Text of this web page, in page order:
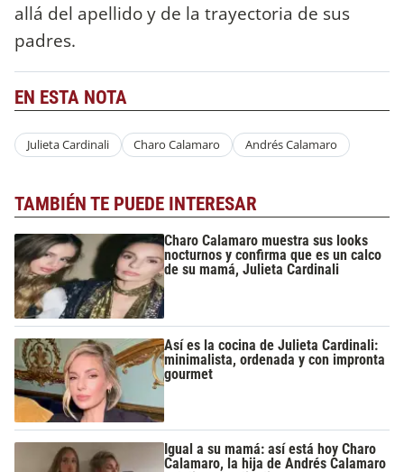
allá del apellido y de la trayectoria de sus
padres.
EN ESTA NOTA
Julieta Cardinali Charo Calamaro Andrés Calamaro
TAMBIÉN TE PUEDE INTERESAR
Charo Calamaro muestra sus looks
nocturnos y confirma que es un calco
de su mamá, Julieta Cardinali
Así es la cocina de Julieta Cardinali:
minimalista, ordenada y con impronta
gourmet
Igual a su mamá: así está hoy Charo
Calamaro, la hija de Andrés Calamaro